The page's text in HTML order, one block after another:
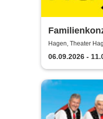
Hagen
Hagen, Theater
06.09.2026 -